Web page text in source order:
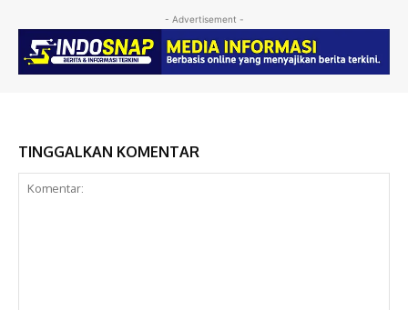
- Advertisement -
TINGGALKAN KOMENTAR